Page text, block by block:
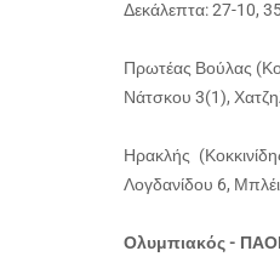
Δεκάλεπτα: 27-10,
Πρωτέας Βούλας
Νάτσκου 3(1),
Ηρακλής
Λογδανίδου 6,
Ολυμπιακός -